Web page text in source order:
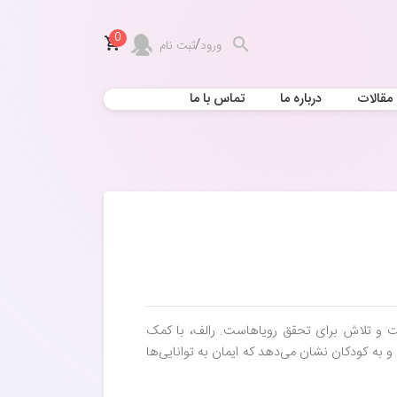
ورود/ثبت نام 0
مقالات درباره ما تماس با ما
و تلاش برای تحقق رویاهاست. رالف، با کمک
به کودکان نشان می‌دهد که ایمان به توانایی‌ها